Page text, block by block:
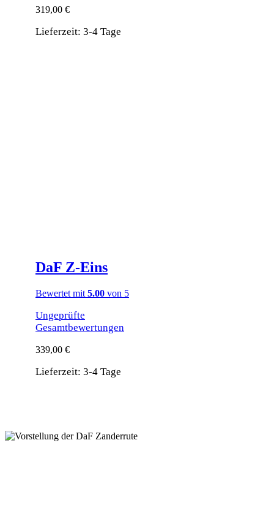
319,00 €
Lieferzeit: 3-4 Tage
DaF Z‑Eins
Bewertet mit 5.00 von 5
Ungeprüfte
Gesamtbewertungen
339,00 €
Lieferzeit: 3-4 Tage